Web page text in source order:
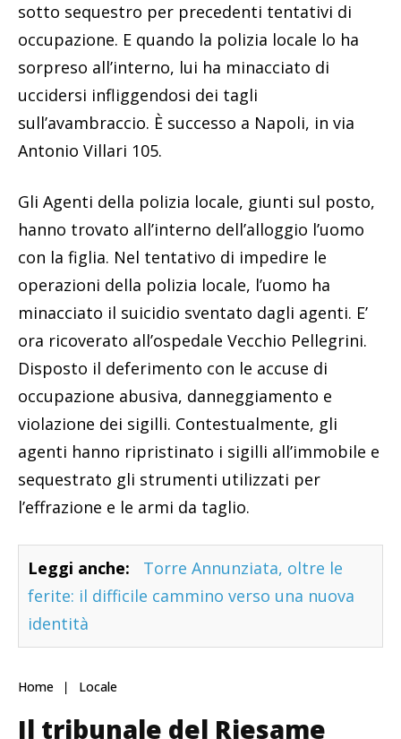
sotto sequestro per precedenti tentativi di
occupazione. E quando la polizia locale lo ha
sorpreso all’interno, lui ha minacciato di
uccidersi infliggendosi dei tagli
sull’avambraccio. È successo a Napoli, in via
Antonio Villari 105.
Gli Agenti della polizia locale, giunti sul posto,
hanno trovato all’interno dell’alloggio l’uomo
con la figlia. Nel tentativo di impedire le
operazioni della polizia locale, l’uomo ha
minacciato il suicidio sventato dagli agenti. E’
ora ricoverato all’ospedale Vecchio Pellegrini.
Disposto il deferimento con le accuse di
occupazione abusiva, danneggiamento e
violazione dei sigilli. Contestualmente, gli
agenti hanno ripristinato i sigilli all’immobile e
sequestrato gli strumenti utilizzati per
l’effrazione e le armi da taglio.
Leggi anche:
Torre Annunziata, oltre le
ferite: il difficile cammino verso una nuova
identità
Home Locale
Il tribunale del Riesame